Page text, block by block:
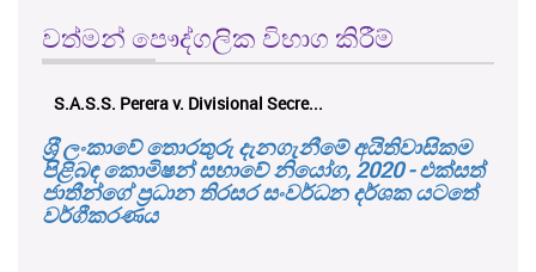
වත්මන් පෞද්ගලික විභාග කිරීම්
එච්. චන්ද්‍රසේන එ. ප්‍රාදේශීය ලේකම්...
ශ‍්‍රී ලංකාවේ තොරතුරු දැනගැනීමේ අයිතිවාසිකම
පිළිබඳ කොමිෂන් සභාවේ නියෝග, 2020 - එක්සත්
ජාතීන්ගේ ප්‍රධාන තිරසර සංවර්ධන දර්ශක යටතේ
වර්ගීකරණය